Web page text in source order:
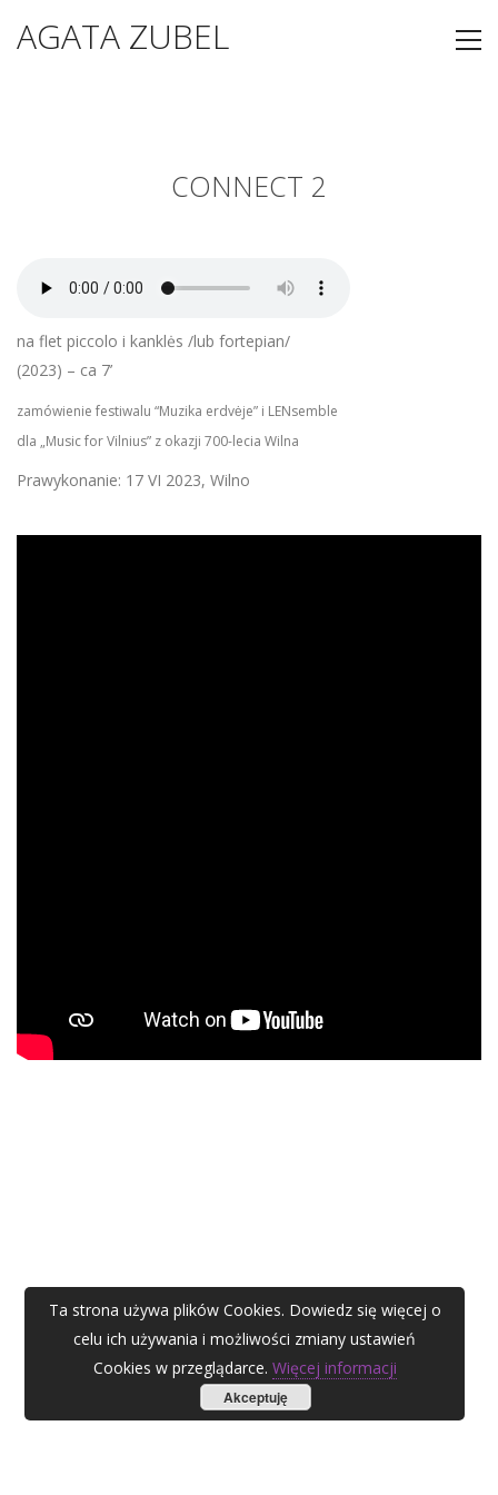
AGATA ZUBEL
CONNECT 2
na flet piccolo i kanklės /lub fortepian/
(2023) – ca 7’
zamówienie festiwalu “Muzika erdvėje” i LENsemble
dla „Music for Vilnius” z okazji 700-lecia Wilna
Prawykonanie: 17 VI 2023, Wilno
Ta strona używa plików Cookies. Dowiedz się więcej o
celu ich używania i możliwości zmiany ustawień
Cookies w przeglądarce. Więcej informacji
Akceptuję